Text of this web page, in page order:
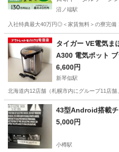
沼ノ端駅
入社特典最大40万円◎＜家賃無料＞の寮完
北海道 苫小牧市 沼ノ端駅 その
タイガー VE電気ま
A300 電気ポット
区屯田
6,600円
新琴似駅
北海道内12店舗（札幌市内にグループ11店
北海道 札幌市 新琴似駅 キッチ
43型Android搭載
5,000円
小樽駅